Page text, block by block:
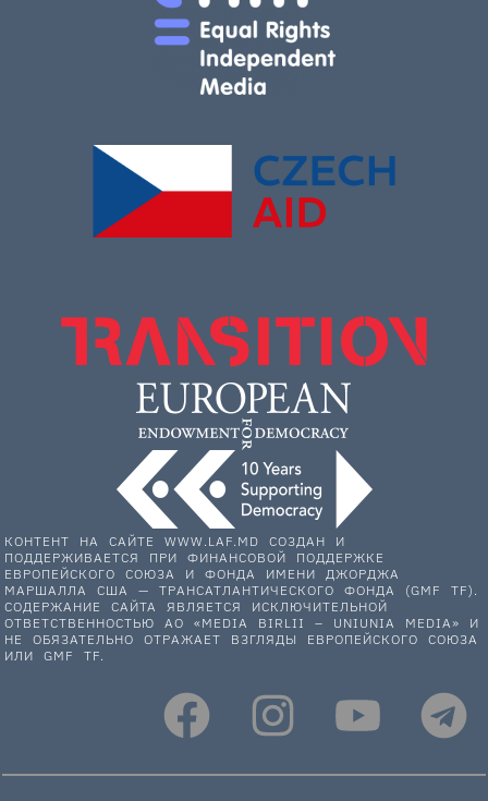
КОНТЕНТ НА САЙТЕ WWW.LAF.MD СОЗДАН И
ПОДДЕРЖИВАЕТСЯ ПРИ ФИНАНСОВОЙ ПОДДЕРЖКЕ
ЕВРОПЕЙСКОГО СОЮЗА И ФОНДА ИМЕНИ ДЖОРДЖА
МАРШАЛЛА США — ТРАНСАТЛАНТИЧЕСКОГО ФОНДА (GMF TF).
СОДЕРЖАНИЕ САЙТА ЯВЛЯЕТСЯ ИСКЛЮЧИТЕЛЬНОЙ
ОТВЕТСТВЕННОСТЬЮ АО «MEDIA BIRLII – UNIUNIA MEDIA» И
НЕ ОБЯЗАТЕЛЬНО ОТРАЖАЕТ ВЗГЛЯДЫ ЕВРОПЕЙСКОГО СОЮЗА
ИЛИ GMF TF.